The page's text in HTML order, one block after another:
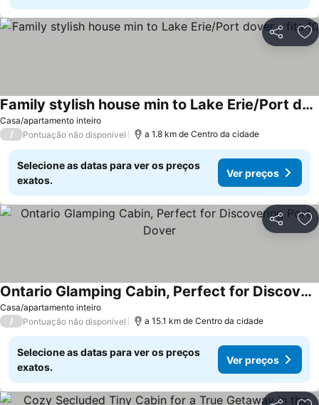
Partilhar
Casa/apartamento inteiro
Family stylish house min to Lake Erie/Port dover - fits 10
Ver preços
/ Pontuação não disponível a 1.8 km de Centro da cidade
Selecione as datas para ver os preços
exatos.
Ver preços
Partilhar
Casa/apartamento inteiro
Ontario Glamping Cabin, Perfect for Discovering Port Dover
Ver preços
/ Pontuação não disponível a 15.1 km de Centro da cidade
Selecione as datas para ver os preços
exatos.
Ver preços